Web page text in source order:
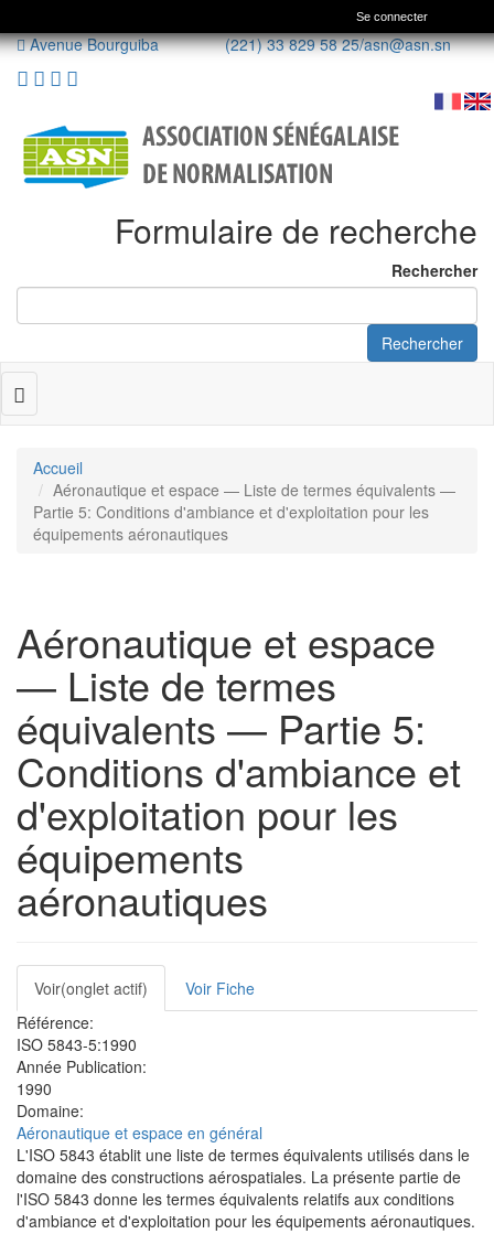
Se connecter
Avenue Bourguiba (221) 33 829 58 25/asn@asn.sn
Formulaire de recherche
Rechercher
Rechercher
Toggle
navigation
Accueil
Aéronautique et espace — Liste de termes équivalents —
Partie 5: Conditions d'ambiance et d'exploitation pour les
équipements aéronautiques
Aéronautique et espace
— Liste de termes
équivalents — Partie 5:
Conditions d'ambiance et
d'exploitation pour les
équipements
aéronautiques
Onglets
principaux
Voir(onglet actif)
Voir Fiche
Référence:
ISO 5843-5:1990
Année Publication:
1990
Domaine:
Aéronautique et espace en général
L'ISO 5843 établit une liste de termes équivalents utilisés dans le
domaine des constructions aérospatiales. La présente partie de
l'ISO 5843 donne les termes équivalents relatifs aux conditions
d'ambiance et d'exploitation pour les équipements aéronautiques.